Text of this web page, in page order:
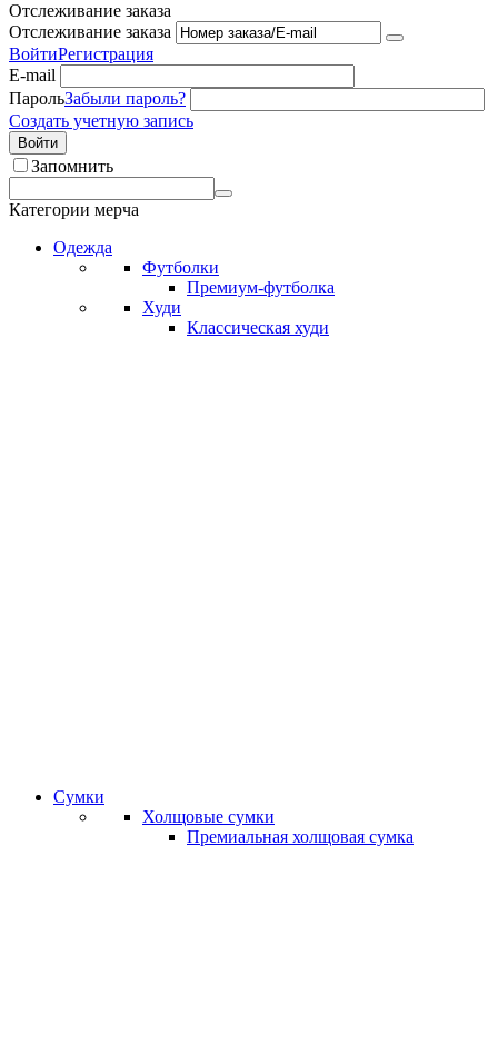
Отслеживание заказа
Отслеживание заказа
ВойтиРегистрация
E-mail
ПарольЗабыли пароль?
Создать учетную запись
Войти
Запомнить
Категории мерча
Одежда
Футболки
Премиум-футболка
Худи
Классическая худи
Сумки
Холщовые сумки
Премиальная холщовая сумка